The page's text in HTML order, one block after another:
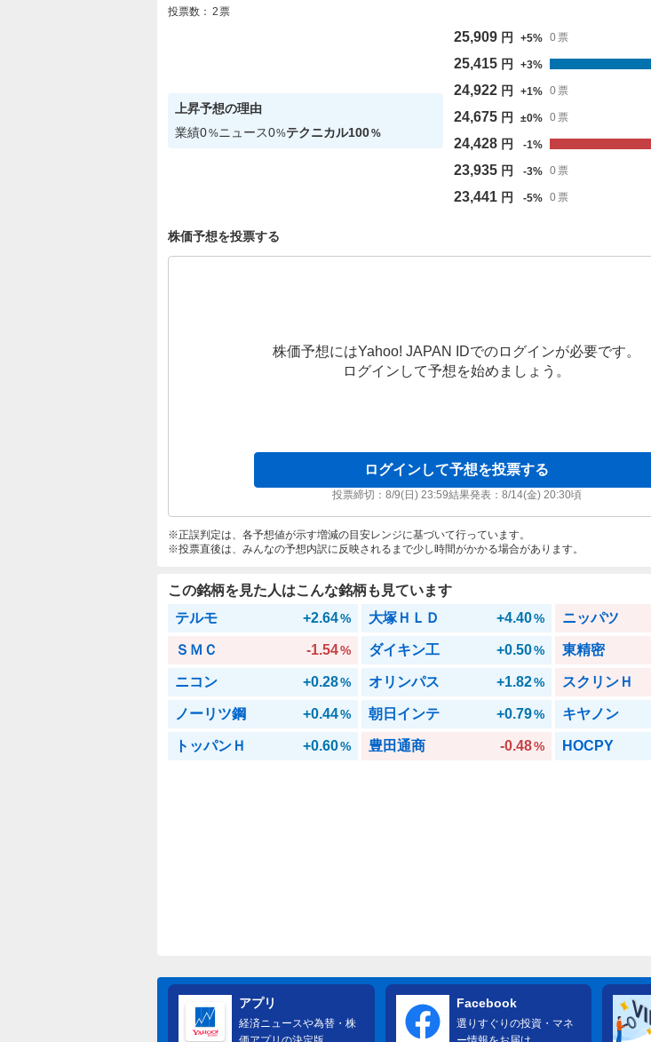
投票数： 2票
上昇予想の理由
業績0%ニュース0%テクニカル100%
25,909 円 +5% 0 票
25,415 円 +3%
24,922 円 +1% 0 票
24,675 円 ±0% 0 票
24,428 円 -1%
23,935 円 -3% 0 票
23,441 円 -5% 0 票
株価予想を投票する
株価予想にはYahoo! JAPAN IDでのログインが必要です。
ログインして予想を始めましょう。
ログインして予想を投票する
投票締切： 8/9(日) 23:59結果発表： 8/14(金) 20:30頃
正誤判定は、各予想値が示す増減の目安レンジに基づいて行っています。
投票直後は、みんなの予想内訳に反映されるまで少し時間がかかる場合があります。
この銘柄を見た人はこんな銘柄も見ています
テルモ
+2.64% 大塚ＨＬＤ +4.40% ニッパツ
ＳＭＣ -1.54% ダイキン工 +0.50% 東精密
ニコン +0.28% オリンパス +1.82% スクリンＨ
ノーリツ鋼 +0.44% 朝日インテ +0.79% キヤノン
トッパンＨ +0.60% 豊田通商 -0.48% HOCPY
アプリ
経済ニュースや為替・株
Facebook
選りすぐりの投資・マネ